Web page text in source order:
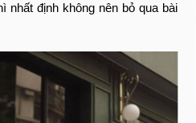
nhất định không nên bỏ qua bài